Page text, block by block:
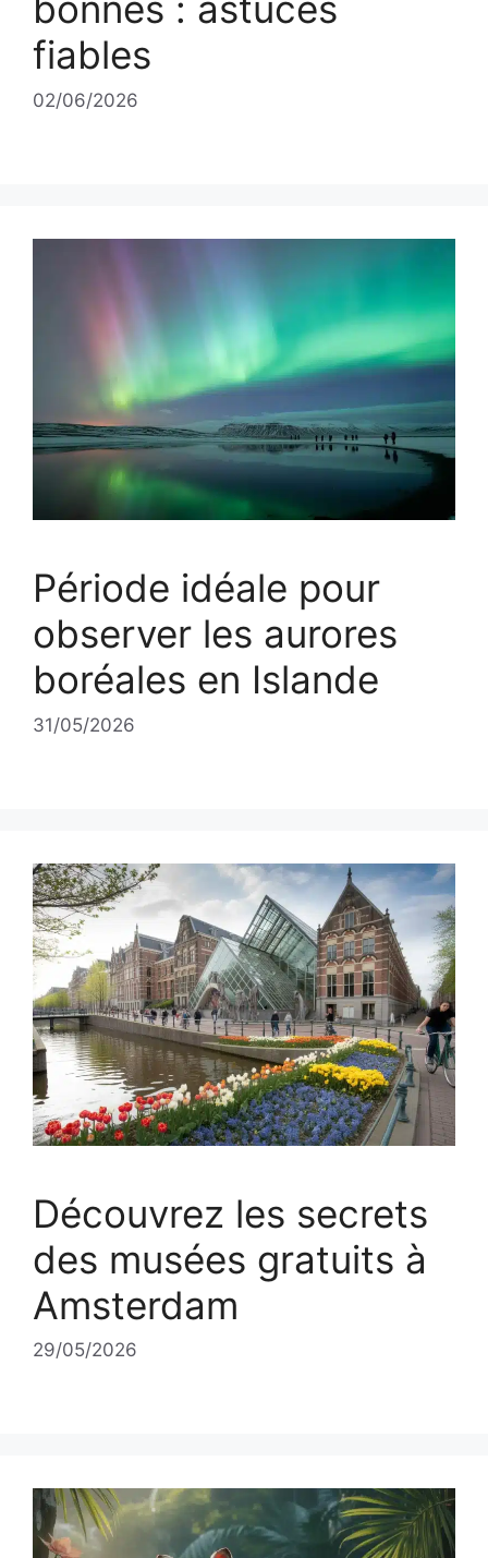
fiables
02/06/2026
Période idéale pour
observer les aurores
boréales en Islande
31/05/2026
Découvrez les secrets
des musées gratuits à
Amsterdam
29/05/2026